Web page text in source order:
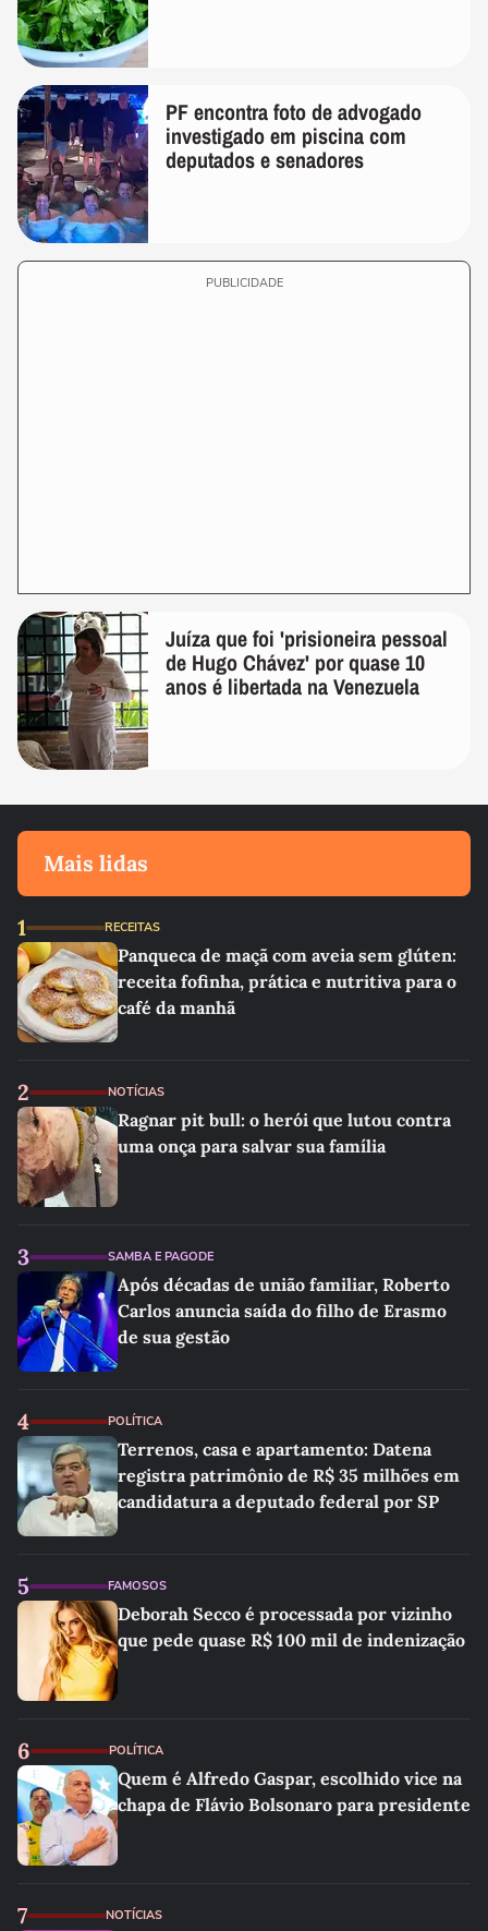
PF encontra foto de advogado
investigado em piscina com
deputados e senadores
PUBLICIDADE
Juíza que foi 'prisioneira pessoal
de Hugo Chávez' por quase 10
anos é libertada na Venezuela
Mais lidas
1 RECEITAS
Panqueca de maçã com aveia sem glúten:
receita fofinha, prática e nutritiva para o
café da manhã
2 NOTÍCIAS
Ragnar pit bull: o herói que lutou contra
uma onça para salvar sua família
3 SAMBA E PAGODE
Após décadas de união familiar, Roberto
Carlos anuncia saída do filho de Erasmo
de sua gestão
4 POLÍTICA
Terrenos, casa e apartamento: Datena
registra patrimônio de R$ 35 milhões em
candidatura a deputado federal por SP
5 FAMOSOS
Deborah Secco é processada por vizinho
que pede quase R$ 100 mil de indenização
6 POLÍTICA
Quem é Alfredo Gaspar, escolhido vice na
chapa de Flávio Bolsonaro para presidente
7 NOTÍCIAS